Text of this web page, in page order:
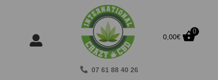
0,00€
0
07 61 88 40 26